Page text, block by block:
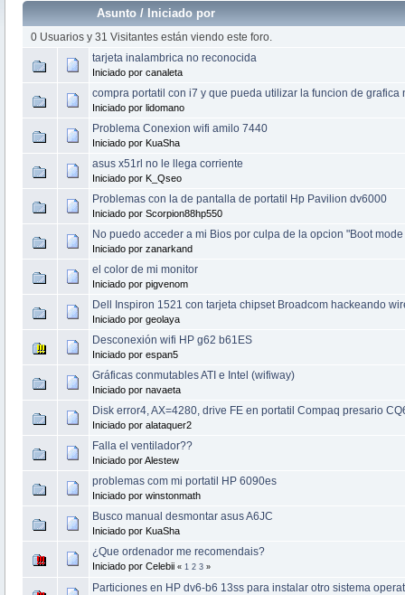
Asunto / Iniciado por
0 Usuarios y 31 Visitantes están viendo este foro.
tarjeta inalambrica no reconocida
Iniciado por canaleta
compra portatil con i7 y que pueda utilizar la funcion de grafica
Iniciado por lidomano
Problema Conexion wifi amilo 7440
Iniciado por KuaSha
asus x51rl no le llega corriente
Iniciado por K_Qseo
Problemas con la de pantalla de portatil Hp Pavilion dv6000
Iniciado por Scorpion88hp550
No puedo acceder a mi Bios por culpa de la opcion "Boot
Iniciado por zanarkand
el color de mi monitor
Iniciado por pigvenom
Dell Inspiron 1521 con tarjeta chipset Broadcom hackeando
Iniciado por geolaya
Desconexión wifi HP g62 b61ES
Iniciado por espan5
Gráficas conmutables ATI e Intel (wifiway)
Iniciado por navaeta
Disk error4, AX=4280, drive FE en portatil Compaq presario
Iniciado por alataquer2
Falla el ventilador??
Iniciado por Alestew
problemas com mi portatil HP 6090es
Iniciado por winstonmath
Busco manual desmontar asus A6JC
Iniciado por KuaSha
¿Que ordenador me recomendais?
Iniciado por Celebii « 1 2 3»
Particiones en HP dv6-b6 13ss para instalar otro sistema